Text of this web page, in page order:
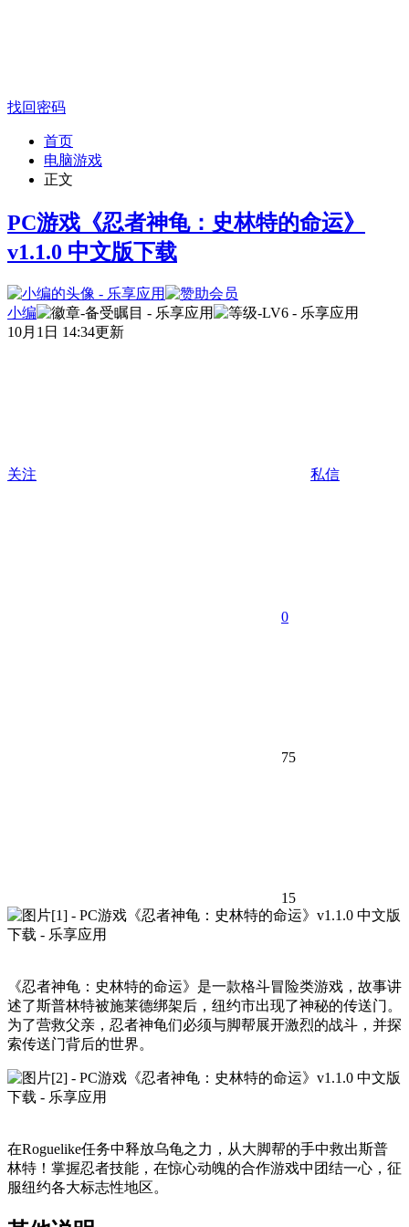
找回密码
首页
电脑游戏
正文
PC游戏《忍者神龟：史林特的命运》
v1.1.0 中文版下载
小编
10月1日 14:34更新
关注 私信
0
75
15
《忍者神龟：史林特的命运》是一款格斗冒险类游戏，故事讲
述了斯普林特被施莱德绑架后，纽约市出现了神秘的传送门。
为了营救父亲，忍者神龟们必须与脚帮展开激烈的战斗，并探
索传送门背后的世界。
在Roguelike任务中释放乌龟之力，从大脚帮的手中救出斯普
林特！掌握忍者技能，在惊心动魄的合作游戏中团结一心，征
服纽约各大标志性地区。